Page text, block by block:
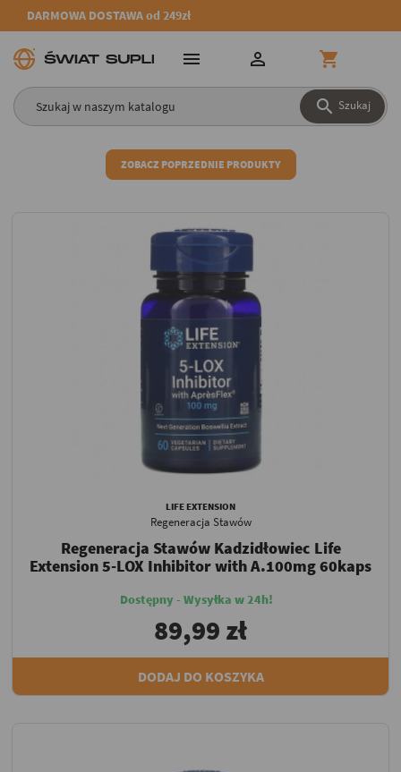
DARMOWA DOSTAWA od 249zł
 Szukaj
  
ZOBACZ POPRZEDNIE PRODUKTY
LIFE EXTENSION
Regeneracja Stawów
Regeneracja Stawów Kadzidłowiec Life
Extension 5-LOX Inhibitor with A.100mg 60kaps
Dostępny - Wysyłka w 24h!
89,99 zł
DODAJ DO KOSZYKA